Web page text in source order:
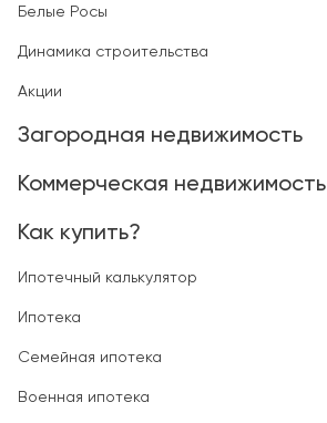
Белые Росы
Динамика строительства
Акции
Загородная недвижимость
Коммерческая недвижимость
Как купить?
Ипотечный калькулятор
Ипотека
Семейная ипотека
Военная ипотека